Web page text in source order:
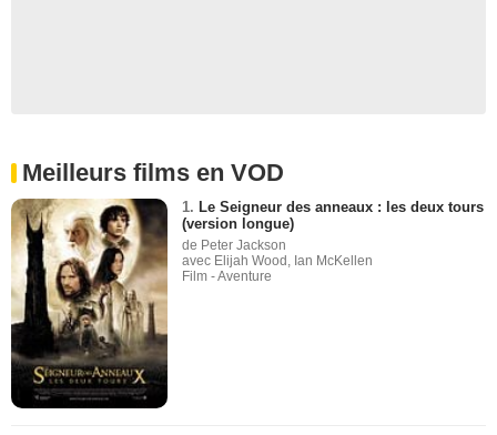
Meilleurs films en VOD
1. Le Seigneur des anneaux : les deux tours
(version longue)
de Peter Jackson
avec Elijah Wood, Ian McKellen
Film - Aventure